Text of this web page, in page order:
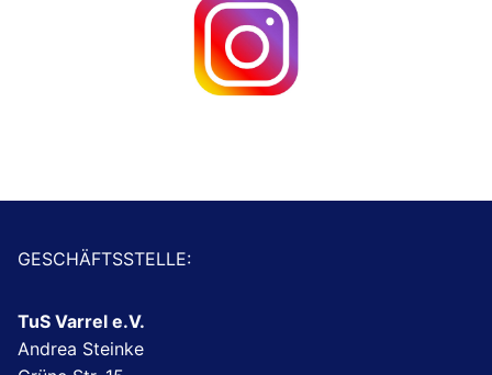
GESCHÄFTSSTELLE:
TuS Varrel e.V.
Andrea Steinke